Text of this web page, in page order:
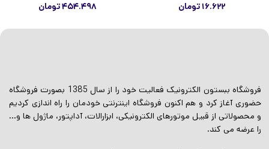
۱۶.۶۲۲تومان ۴۵۴.۴۹۸تومان
فروشگاه ببستون الکترونیک فعالیت خود را از سال 1385 بصورت فروشگاه
حضوری آغاز کرد و هم اکنون فروشگاه اینترنتی خودمان را راه اندازی کردیم
و محصولاتی از قبیل موتورهای الکترونیکی، ابزارالات، آداپتور، ماژول ها و…
را عرضه می کند.